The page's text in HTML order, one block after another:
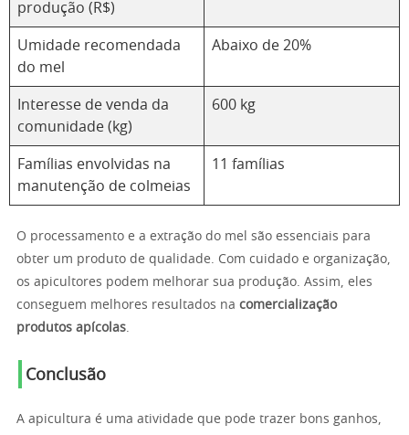
produção (R$)
Umidade recomendada
do mel
Abaixo de 20%
Interesse de venda da
comunidade (kg)
600 kg
Famílias envolvidas na
manutenção de colmeias
11 famílias
O processamento e a extração do mel são essenciais para
obter um produto de qualidade. Com cuidado e organização,
os apicultores podem melhorar sua produção. Assim, eles
conseguem melhores resultados na comercialização
produtos apícolas.
Conclusão
A apicultura é uma atividade que pode trazer bons ganhos,